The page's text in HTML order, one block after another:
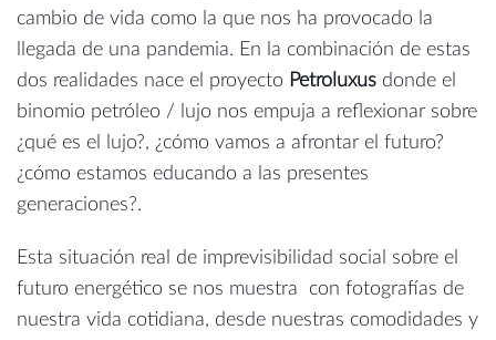
cambio de vida como la que nos ha provocado la
llegada de una pandemia. En la combinación de estas
dos realidades nace el proyecto Petroluxus donde el
binomio petróleo / lujo nos empuja a reflexionar sobre
¿qué es el lujo?, ¿cómo vamos a afrontar el futuro?
¿cómo estamos educando a las presentes
generaciones?.
Esta situación real de imprevisibilidad social sobre el
futuro energético se nos muestra con fotografías de
nuestra vida cotidiana, desde nuestras comodidades y